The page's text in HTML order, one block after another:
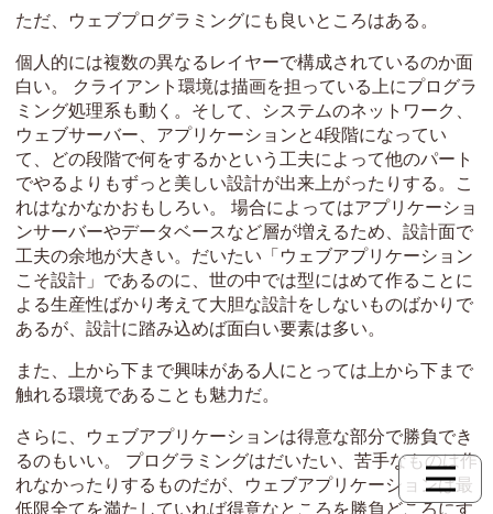
ただ、ウェブプログラミングにも良いところはある。
個人的には複数の異なるレイヤーで構成されているのか面
白い。 クライアント環境は描画を担っている上にプログラ
ミング処理系も動く。そして、システムのネットワーク、
ウェブサーバー、アプリケーションと4段階になってい
て、どの段階で何をするかという工夫によって他のパート
でやるよりもずっと美しい設計が出来上がったりする。こ
れはなかなかおもしろい。 場合によってはアプリケーショ
ンサーバーやデータベースなど層が増えるため、設計面で
工夫の余地が大きい。だいたい「ウェブアプリケーション
こそ設計」であるのに、世の中では型にはめて作ることに
よる生産性ばかり考えて大胆な設計をしないものばかりで
あるが、設計に踏み込めば面白い要素は多い。
また、上から下まで興味がある人にとっては上から下まで
触れる環境であることも魅力だ。
さらに、ウェブアプリケーションは得意な部分で勝負でき
るのもいい。 プログラミングはだいたい、苦手なものは作
れなかったりするものだが、ウェブアプリケーションは最
低限全てを満たしていれば得意なところを勝負どころにす